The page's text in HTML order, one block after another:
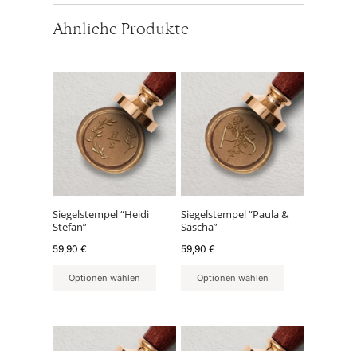
Ähnliche Produkte
Siegelstempel “Heidi
Stefan”
59,90 €
Optionen wählen
Siegelstempel “Paula &
Sascha”
59,90€
Optionen wählen